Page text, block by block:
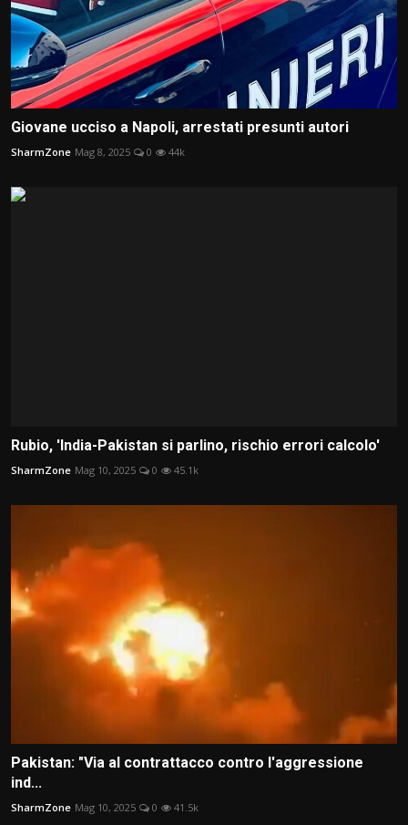
Giovane ucciso a Napoli, arrestati presunti autori
SharmZone Mag 8, 2025 0 44k
Rubio, 'India-Pakistan si parlino, rischio errori calcolo'
SharmZone Mag 10, 2025 0 45.1k
Pakistan: "Via al contrattacco contro l'aggressione
ind...
SharmZone Mag 10, 2025 0 41.5k